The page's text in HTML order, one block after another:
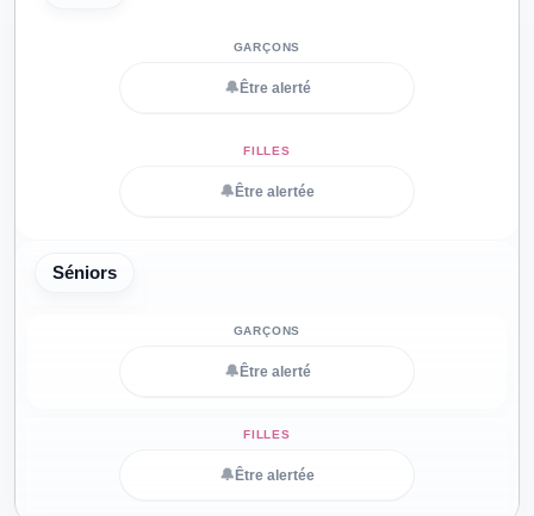
🔔 Être alerté
🔔 Être alertée
Séniors
🔔 Être alerté
🔔 Être alertée